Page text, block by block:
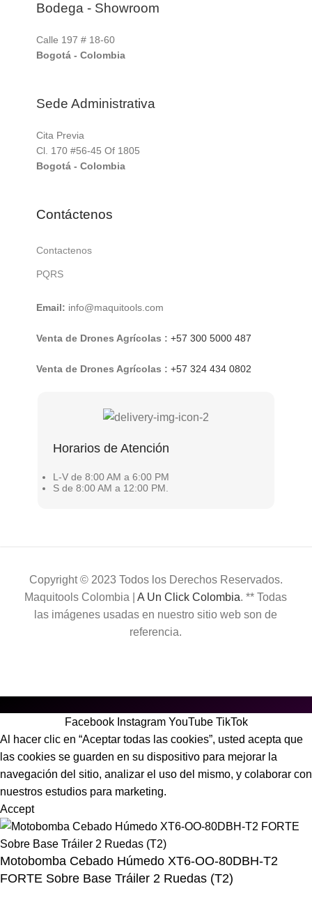
Bodega - Showroom
Calle 197 # 18-60
Bogotá - Colombia
Sede Administrativa
Cita Previa
Cl. 170 #56-45 Of 1805
Bogotá - Colombia
Contáctenos
Contactenos
PQRS
Email: info@maquitools.com
Venta de Drones Agrícolas : +57 300 5000 487
Venta de Drones Agrícolas : +57 324 434 0802
Horarios de Atención
L-V de 8:00 AM a 6:00 PM
S de 8:00 AM a 12:00 PM.
Copyright © 2023 Todos los Derechos Reservados.
Maquitools Colombia |A Un Click Colombia. ** Todas
las imágenes usadas en nuestro sitio web son de
referencia.
Facebook Instagram YouTube TikTok
Al hacer clic en “Aceptar todas las cookies”, usted acepta que
las cookies se guarden en su dispositivo para mejorar la
navegación del sitio, analizar el uso del mismo, y colaborar con
nuestros estudios para marketing.
Accept
Motobomba Cebado Húmedo XT6-OO-80DBH-T2
FORTE Sobre Base Tráiler 2 Ruedas (T2)